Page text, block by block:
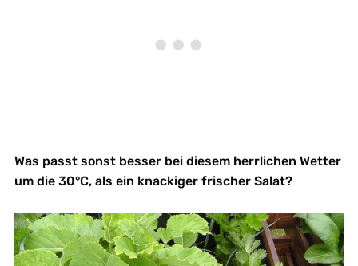
Was passt sonst besser bei diesem herrlichen Wetter
um die 30°C, als ein knackiger frischer Salat?